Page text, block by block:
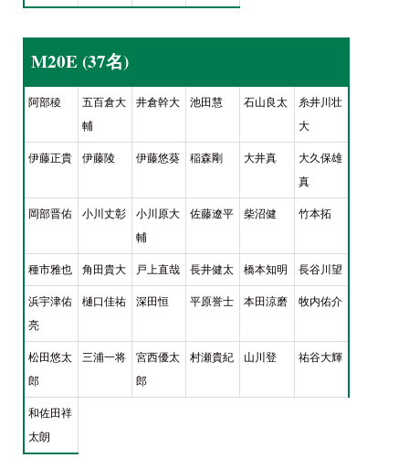
M20E (37名)
阿部稜
五百倉大
輔
井倉幹大 池田慧 石山良太
糸井川壮
大
伊藤正貴 伊藤陵 伊藤悠葵 稲森剛 大井真
大久保雄
真
岡部晋佑 小川丈彰
小川原大
輔
佐藤遼平 柴沼健 竹本拓
種市雅也 角田貴大 戸上直哉 長井健太 橋本知明 長谷川望
浜宇津佑
亮
樋口佳祐 深田恒 平原誉士 本田涼磨 牧内佑介
松田悠太
郎
三浦一将
宮西優太
郎
村瀬貴紀 山川登 祐谷大輝
和佐田祥
太朗